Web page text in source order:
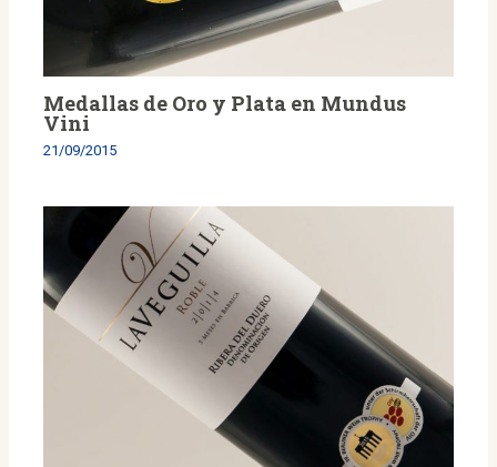
Medallas de Oro y Plata en Mundus
Vini
21/09/2015